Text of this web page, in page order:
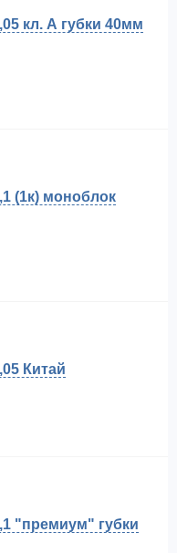
кл. А губки 40мм
(1к) моноблок
Китай
"премиум" губки